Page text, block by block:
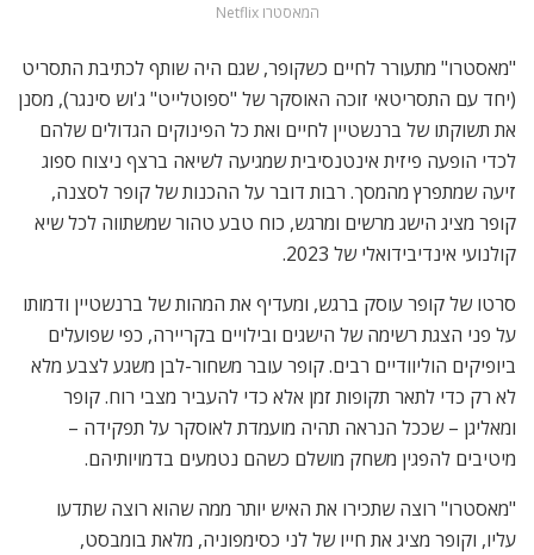
המאסטרו Netflix
"מאסטרו" מתעורר לחיים כשקופר, שגם היה שותף לכתיבת התסריט
(יחד עם התסריטאי זוכה האוסקר של "ספוטלייט" ג'וש סינגר), מסנן
את תשוקתו של ברנשטיין לחיים ואת כל הפינוקים הגדולים שלהם
לכדי הופעה פיזית אינטנסיבית שמגיעה לשיאה ברצף ניצוח ספוג
זיעה שמתפרץ מהמסך. רבות דובר על ההכנות של קופר לסצנה,
קופר מציג הישג מרשים ומרגש, כוח טבע טהור שמשתווה לכל שיא
קולנועי אינדיבידואלי של 2023.
סרטו של קופר עוסק ברגש, ומעדיף את המהות של ברנשטיין ודמותו
על פני הצגת רשימה של הישגים ובילויים בקריירה, כפי שפועלים
ביופיקים הוליוודיים רבים. קופר עובר משחור-לבן משגע לצבע מלא
לא רק כדי לתאר תקופות זמן אלא כדי להעביר מצבי רוח. קופר
ומאליגן – שככל הנראה תהיה מועמדת לאוסקר על תפקידה –
מיטיבים להפגין משחק מושלם כשהם נטמעים בדמויותיהם.
"מאסטרו" רוצה שתכירו את האיש יותר ממה שהוא רוצה שתדעו
עליו, וקופר מציג את חייו של לני כסימפוניה, מלאת בומבסט,